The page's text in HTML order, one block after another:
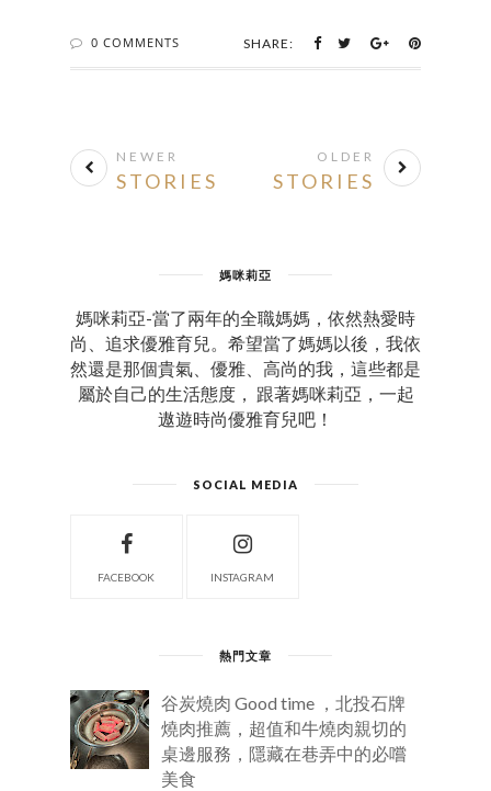
0 COMMENTS SHARE:
NEWER
STORIES
OLDER
STORIES
媽咪莉亞
媽咪莉亞-當了兩年的全職媽媽，依然熱愛時
尚、追求優雅育兒。希望當了媽媽以後，我依
然還是那個貴氣、優雅、高尚的我，這些都是
屬於自己的生活態度， 跟著媽咪莉亞，一起
遨遊時尚優雅育兒吧！
SOCIAL MEDIA
FACEBOOK INSTAGRAM
熱門文章
谷炭燒肉 Good time ，北投石牌
燒肉推薦，超值和牛燒肉親切的
桌邊服務，隱藏在巷弄中的必嚐
美食